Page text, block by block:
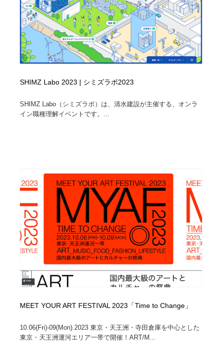
SHIMZ Labo 2023 | シミズラボ2023
SHIMZ Labo（シミズラボ）は、清水建設が主催する、オンラ
イン職種理解イベントです。...
MEET YOUR ART FESTIVAL 2023「Time to Change」
10.06(Fri)-09(Mon).2023 東京・天王洲・寺田倉庫を中心とした
東京・天王洲運河エリア一帯で開催！ART/M...